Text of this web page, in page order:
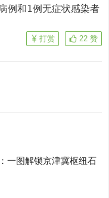
例和1例无症状感染者
22 赞
打赏
一图解锁京津冀枢纽石